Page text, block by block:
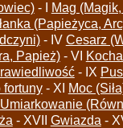
- I
Mag
(Papieżyca,
- IV Cesarz
Papież)- VI
- IX
fortuny- XI Moc
Umiarkowanie
- XVII Gwiazda -